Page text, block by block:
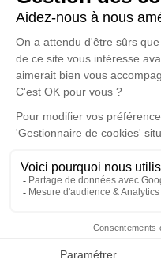
Faire-part
souvenirs, une
à travers des
est un lieu
mémoire de Jacques
disponible ici.
mardi 31
Église Saint